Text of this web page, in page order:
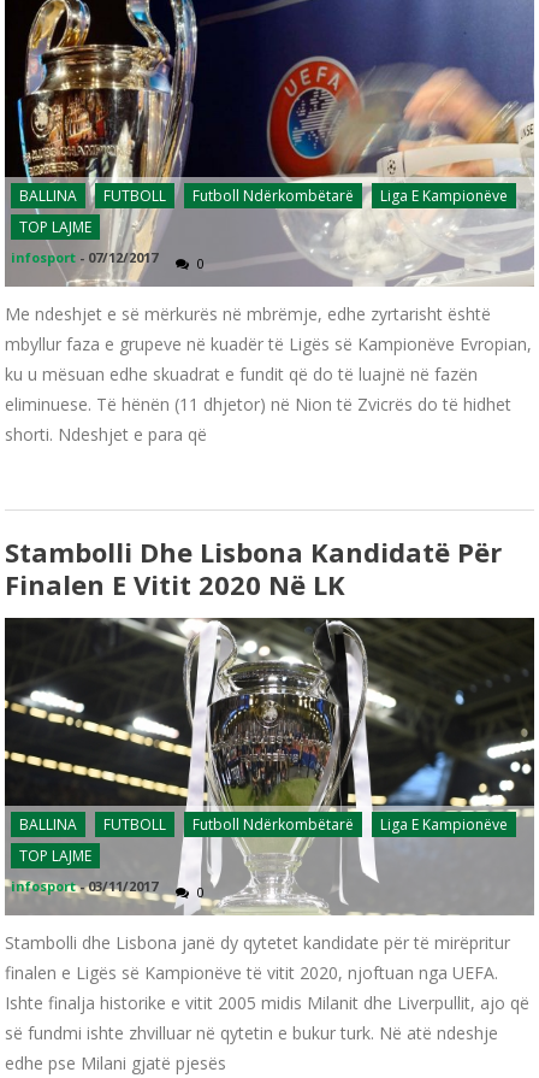
BALLINA FUTBOLL Futboll Ndërkombëtarë
Liga E Kampionëve
TOP LAJME
infosport - 07/12/2017 0
Me ndeshjet e së mërkurës në mbrëmje, edhe zyrtarisht është
mbyllur faza e grupeve në kuadër të Ligës së Kampionëve Evropian,
ku u mësuan edhe skuadrat e fundit që do të luajnë në fazën
eliminuese. Të hënën (11 dhjetor) në Nion të Zvicrës do të hidhet
shorti. Ndeshjet e para që
Stambolli Dhe Lisbona Kandidatë Për
Finalen E Vitit 2020 Në LK
BALLINA FUTBOLL Futboll Ndërkombëtarë
Liga E Kampionëve
TOP LAJME
infosport -03/11/2017 0
Stambolli dhe Lisbona janë dy qytetet kandidate për të mirëpritur
finalen e Ligës së Kampionëve të vitit 2020, njoftuan nga UEFA.
Ishte finalja historike e vitit 2005 midis Milanit dhe Liverpullit, ajo që
së fundmi ishte zhvilluar në qytetin e bukur turk. Në atë ndeshje
edhe pse Milani gjatë pjesës